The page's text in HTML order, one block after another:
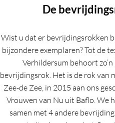
De
Wist u dat er bevrijdingsrokken
bijzondere exemplaren? Tot de
Verhildersum behoort
bevrijdingsrok. Het is de rok van
Zee-de Zee, in 2015 aan ons
Vrouwen van Nu uit Baflo. We
samen met 4 andere